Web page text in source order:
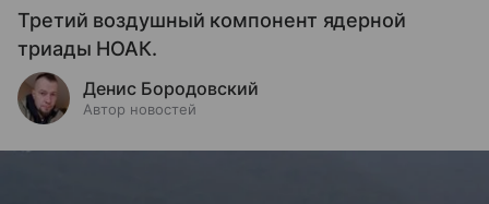
Третий воздушный компонент ядерной
триады НОАК.
Денис Бородовский
Автор новостей